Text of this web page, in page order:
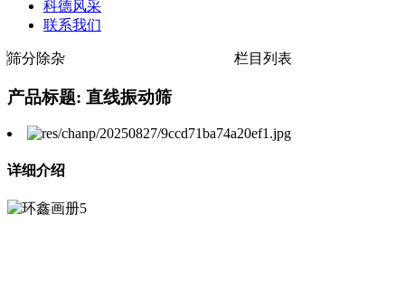
科德风采
联系我们
筛分除杂 栏目列表
产品标题: 直线振动筛
详细介绍